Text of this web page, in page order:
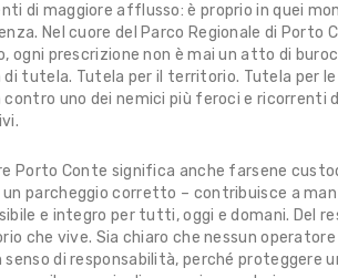
di maggiore afflusso: è proprio in quei
Nel cuore del Parco Regionale di Porto
ogni prescrizione non è mai un atto di
tutela. Tutela per il territorio. Tutela per
uno dei nemici più feroci e ricorrenti
Porto Conte significa anche farsene
un parcheggio corretto – contribuisce a
e integro per tutti, oggi e domani. Del
che vive. Sia chiaro che nessun
senso di responsabilità, perché proteggere